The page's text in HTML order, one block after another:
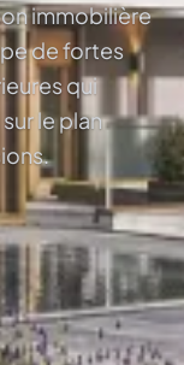
immobilière
de fortes
qui
le plan